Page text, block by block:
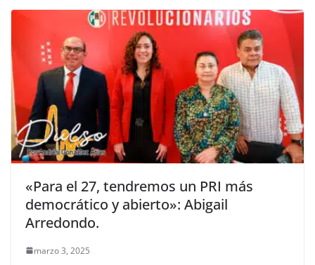
«Para el 27, tendremos un PRI más
democrático y abierto»: Abigail
Arredondo.
marzo 3, 2025